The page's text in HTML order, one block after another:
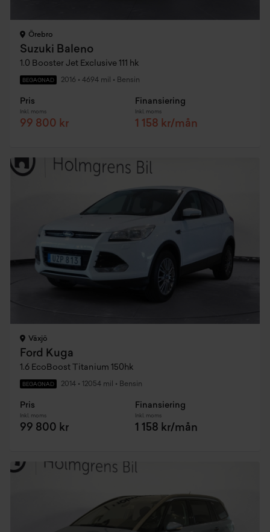
Örebro
Suzuki Baleno
1.0 Booster Jet Exclusive 111 hk
BEGAGNAD 2016 • 4694 mil • Bensin
Pris
Inkl. moms
99 800 kr
Finansiering
Inkl. moms
1 158 kr/mån
Växjö
Ford Kuga
1.6 EcoBoost Titanium 150hk
BEGAGNAD 2014 • 12054 mil • Bensin
Pris
Inkl. moms
99 800 kr
Finansiering
Inkl. moms
1 158 kr/mån